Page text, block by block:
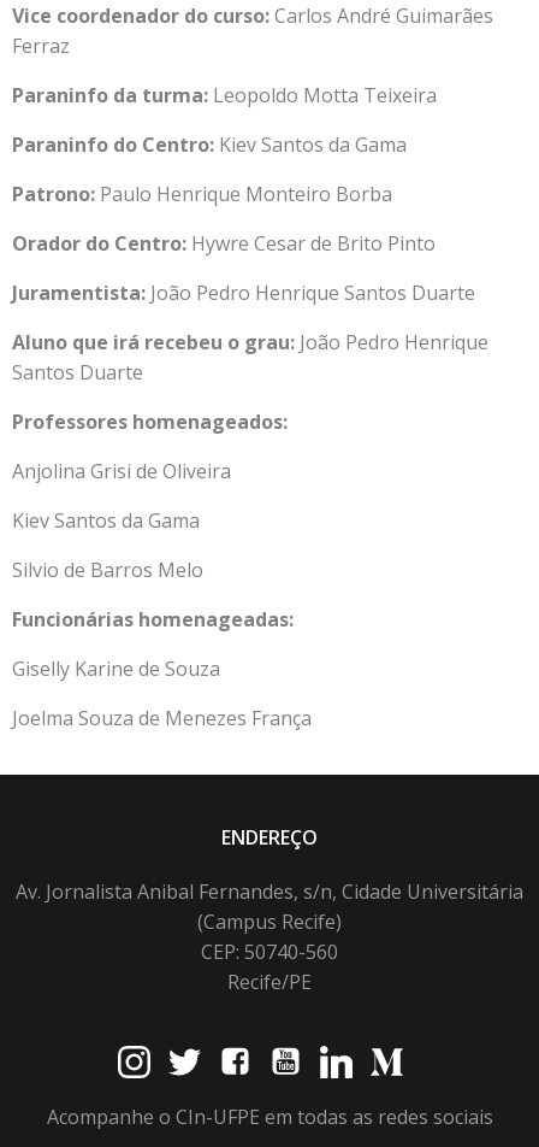
Vice coordenador do curso:Carlos André Guimarães
Ferraz
Paraninfo da turma: Leopoldo Motta Teixeira
Paraninfo do Centro: Kiev Santos da Gama
Patrono: Paulo Henrique Monteiro Borba
Orador do Centro: Hywre Cesar de Brito Pinto
Juramentista: João Pedro Henrique Santos Duarte
Aluno que irá recebeu o grau: João Pedro Henrique
Santos Duarte
Professores homenageados:
Anjolina Grisi de Oliveira
Kiev Santos da Gama
Silvio de Barros Melo
Funcionárias homenageadas:
Giselly Karine de Souza
Joelma Souza de Menezes França
ENDEREÇO
Av. Jornalista Anibal Fernandes, s/n, Cidade Universitária
(Campus Recife)
CEP: 50740-560
Recife/PE
Acompanhe o CIn-UFPE em todas as redes sociais